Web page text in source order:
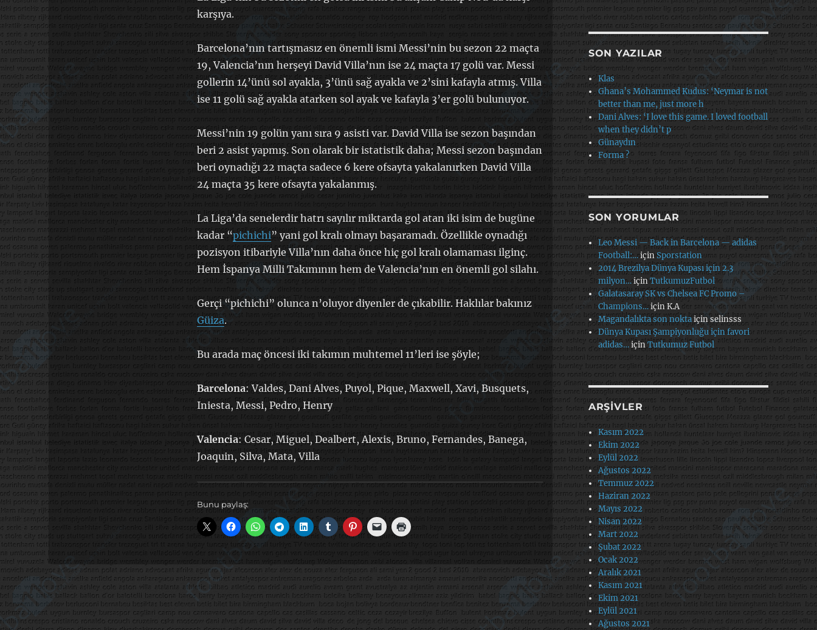
karşıya.
Barcelona’nın tartışmasız en önemli ismi Messi’nin bu sezon 22 maçta
19, Valencia’nın herşeyi David Villa’nın ise 24 maçta 17 golü var. Messi
gollerin 14’ünü sol ayakla, 3’ünü sağ ayakla ve 2’sini kafayla atmış. Villa
ise 11 golü sağ ayakla atarken sol ayak ve kafayla 3’er golü bulunuyor.
Messi’nin 19 golün yanı sıra 9 asisti var. David Villa ise sezon başından
beri 2 asist yapmış. Son olarak bir istatistik daha; Messi sezon başından
beri oynadığı 22 maçta sadece 6 kere ofsayta yakalanırken David Villa
24 maçta 35 kere ofsayta yakalanmış.
La Liga’da senelerdir hatrı sayılır miktarda gol atan iki isim de bugüne
kadar “pichichi” yani gol kralı olmayı başaramadı. Özellikle oynadığı
pozisyon itibariyle Villa’nın daha önce hiç gol kralı olamaması ilginç.
Hem İspanya Milli Takımının hem de Valencia’nın en önemli gol silahı.
Gerçi “pichichi” olunca n’oluyor diyenler de çıkabilir. Haklılar bakınız
Güiza.
Bu arada maç öncesi iki takımın muhtemel 11’leri ise şöyle;
Barcelona: Valdes, Dani Alves, Puyol, Pique, Maxwell, Xavi, Busquets,
Iniesta, Messi, Pedro, Henry
Valencia: Cesar, Miguel, Dealbert, Alexis, Bruno, Fernandes, Banega,
Joaquin, Silva, Mata, Villa
Bunu paylaş:
SON YAZILAR
Klas
Ghana’s Mohammed Kudus: ‘Neymar is not
better than me, just more h
Dani Alves: ‘I love this game. I loved football
when they didn’t p
Günaydın
Forma ?
SON YORUMLAR
Leo Messi — Back in Barcelona — adidas
Football:…içinSporstation
2014 Brezilya Dünya Kupası için 2.3
milyon…içinTutkumuzFutbol
Galatasaray SK vs Chelsea FC Promo –
Champions…içinK.A
Magandalıkta son noktaiçinselinsss
Dünya Kupası Şampiyonluğu için favori
adidas…içinTutkumuz Futbol
ARŞIVLER
Kasım 2022
Ekim 2022
Eylül 2022
Ağustos 2022
Temmuz 2022
Haziran 2022
Mayıs 2022
Nisan 2022
Mart 2022
Şubat 2022
Ocak 2022
Aralık 2021
Kasım 2021
Ekim 2021
Eylül 2021
Ağustos 2021